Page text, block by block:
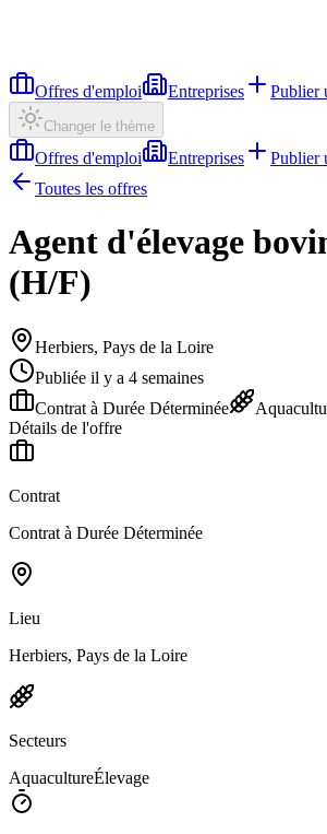
Offres d'emploi Entreprises Publier
Changer le thème
Offres d'emploi Entreprises
Publier
Toutes les offres
Agent d'élevage
(H/F)
Herbiers, Pays de la Loire
Publiée il y a 4 semaines
Contrat à Durée Déterminée
Détails de l'offre
Contrat
Contrat à Durée Déterminée
Lieu
Herbiers, Pays de la Loire
Secteurs
AquacultureÉlevage